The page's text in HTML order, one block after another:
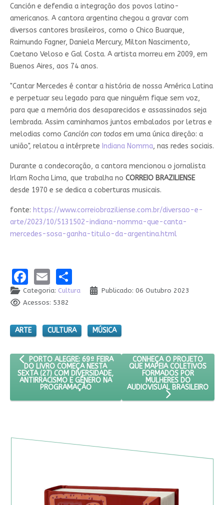
Canción e defendia a integração dos povos latino-
americanos. A cantora argentina chegou a gravar com
diversos cantores brasileiros, como o Chico Buarque,
Raimundo Fagner, Daniela Mercury, Milton Nascimento,
Caetano Veloso e Gal Costa. A artista morreu em 2009, em
Buenos Aires, aos 74 anos.
"Cantar Mercedes é contar a história de nossa América Latina
e perpetuar seu legado para que ninguém fique sem voz,
para que a memória dos desaparecidos e assassinados seja
lembrada. Assim caminhamos juntos embalados por letras e
melodias como Canción con todosem uma única direção: a
união", relatou a intérprete Indiana Nomma, nas redes sociais.
Durante a condecoração, a cantora mencionou o jornalista
Irlam Rocha Lima, que trabalha no CORREIO BRAZILIENSE
desde 1970 e se dedica a coberturas musicais.
fonte: https://www.correiobraziliense.com.br/diversao-e-
arte/2023/10/5131502-indiana-nomma-que-canta-
mercedes-sosa-ganha-titulo-da-argentina.html
Facebook
EmailShare
Categoria: Cultura
Publicado: 06 Outubro 2023
Acessos: 5382
ARTE CULTURA MÚSICA
ARTIGO ANTERIOR: PORTO ALEGRE: 69ª FEIRA DO LIVRO
PORTO ALEGRE: 69ª FEIRA
DO LIVRO COMEÇA NESTA
SEXTA (27) COM DIVERSIDADE,
ANTIRRACISMO E GÊNERO NA
PROGRAMAÇÃO
PRÓXIMO ARTIGO:
CONHEÇA O PROJETO
QUE MAPEIA COLETIVOS
FORMADOS POR
MULHERES DO
AUDIOVISUAL BRASILEIRO